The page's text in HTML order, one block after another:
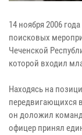
14 ноября 2006
поисковых
Чеченской
которой входил
Находясь на
передвигающихся
он доложил
офицер принял